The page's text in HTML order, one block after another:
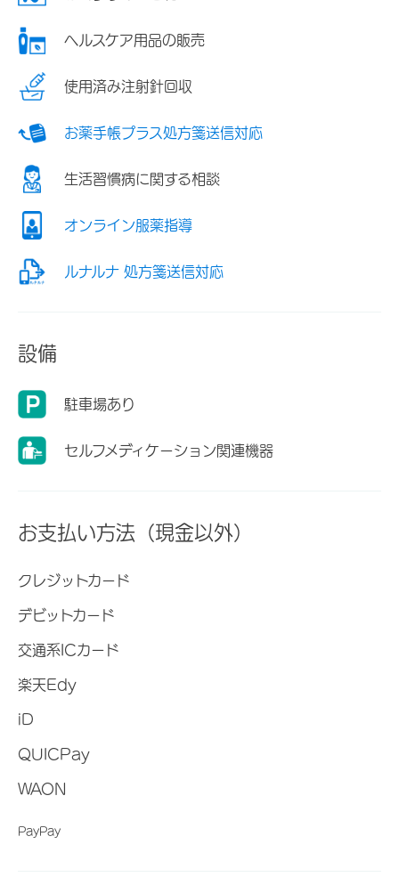
ヘルスケア用品の販売
使用済み注射針回収
お薬手帳プラス処方箋送信対応
生活習慣病に関する相談
オンライン服薬指導
ルナルナ 処方箋送信対応
設備
駐車場あり
セルフメディケーション関連機器
お支払い方法（現金以外）
クレジットカード
デビットカード
交通系ICカード
楽天Edy
iD
QUICPay
WAON
PayPay